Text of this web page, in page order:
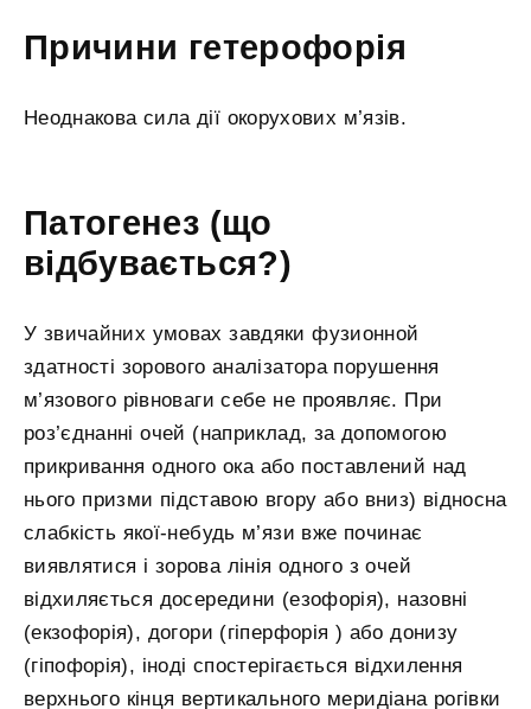
Причини гетерофорія
Неоднакова сила дії окорухових м’язів.
Патогенез (що
відбувається?)
У звичайних умовах завдяки фузионной
здатності зорового аналізатора порушення
м’язового рівноваги себе не проявляє. При
роз’єднанні очей (наприклад, за допомогою
прикривання одного ока або поставлений над
нього призми підставою вгору або вниз) відносна
слабкість якої-небудь м’язи вже починає
виявлятися і зорова лінія одного з очей
відхиляється досередини (езофорія), назовні
(екзофорія), догори (гіперфорія ) або донизу
(гіпофорія), іноді спостерігається відхилення
верхнього кінця вертикального меридіана рогівки